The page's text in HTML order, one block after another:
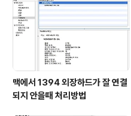
맥에서 1394 외장하드가 잘 연결
되지 안을때 처리방법